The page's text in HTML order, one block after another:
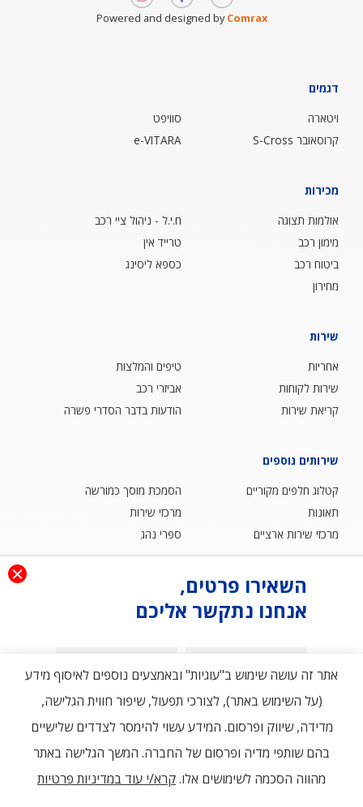
דגמים
ויטארה
סוויפט
קרוסאובר S-Cross
e-VITARA
מכירות
אולמות תצוגה
ח.י.ל - ניהול ציי רכב
מימון רכב
טרייד אין
ביטוח רכב
כספא ליסינג
מחירון
שירות
אחריות
טיפים והמלצות
שירות לקוחות
אביזרי רכב
קריאת שירות
הודעות בדבר הסדרי פשרה
שירותים נוספים
קטלוג חלפים מקוריים
הסמכת מוסך כמורשה
תאונות
מרכזי שירות
מרכזי שירות ארציים
ספרי נהג
שאלות ותשובות
צור קשר
Powered and designed byComrax
תמונה
אתר זה עושה שימוש ב"עוגיות" ובאמצעים נוספים לאיסוף מידע
(על השימוש באתר), לצורכי תפעול, שיפור חווית הגלישה,
מדידה, שיווק ופרסום. המידע עשוי להימסר לצדדים שלישיים
בהם שותפי מדיה ופרסום של החברה. המשך הגלישה באתר
מהווה הסכמה לשימושים אלו.קרא/י עוד במדיניות פרטיות
השאירו פרטים,
אנחנו נתקשר אליכם
טלפון
דוא"ל
ידוע לי כי לא חלה עלי חובה חוקית למסור מידע. וכי המידע נמסר לפי